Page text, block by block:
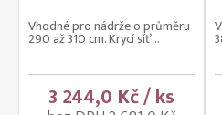
Vhodné pro nádrže o průměru
290 až 310 cm. Krycí síť...
3 244,0 Kč / ks